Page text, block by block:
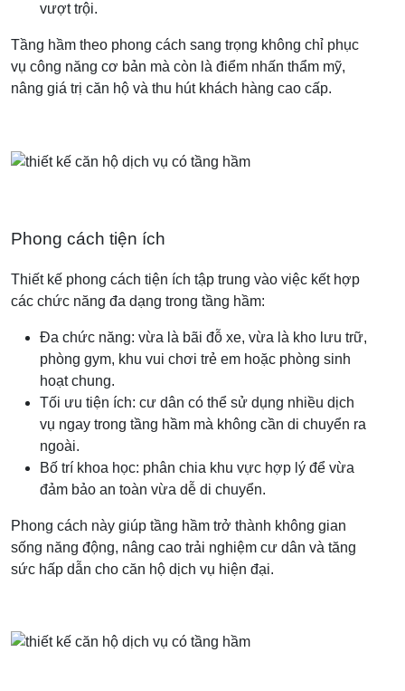
vượt trội.
Tầng hầm theo phong cách sang trọng không chỉ phục
vụ công năng cơ bản mà còn là điểm nhấn thẩm mỹ,
nâng giá trị căn hộ và thu hút khách hàng cao cấp.
Phong cách tiện ích
Thiết kế phong cách tiện ích tập trung vào việc kết hợp
các chức năng đa dạng trong tầng hầm:
Đa chức năng: vừa là bãi đỗ xe, vừa là kho lưu trữ,
phòng gym, khu vui chơi trẻ em hoặc phòng sinh
hoạt chung.
Tối ưu tiện ích: cư dân có thể sử dụng nhiều dịch
vụ ngay trong tầng hầm mà không cần di chuyển ra
ngoài.
Bố trí khoa học: phân chia khu vực hợp lý để vừa
đảm bảo an toàn vừa dễ di chuyển.
Phong cách này giúp tầng hầm trở thành không gian
sống năng động, nâng cao trải nghiệm cư dân và tăng
sức hấp dẫn cho căn hộ dịch vụ hiện đại.